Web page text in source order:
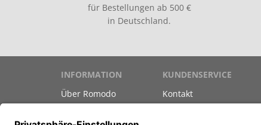
für Bestellungen ab 500 €
in Deutschland.
INFORMATION
Über Romodo
KUNDENSERVICE
Kontakt